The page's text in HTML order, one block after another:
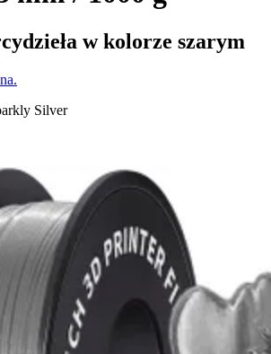
w kolorze szarym
Silver